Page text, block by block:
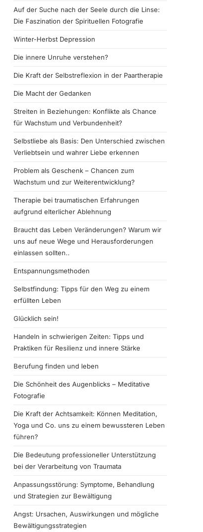
Auf der Suche nach der Seele durch die Linse:
Die Faszination der Spirituellen Fotografie
Winter-Herbst Depression
Die innere Unruhe verstehen?
Die Kraft der Selbstreflexion in der Paartherapie
Die Macht der Gedanken
Streiten in Beziehungen: Konflikte als Chance
für Wachstum und Verbundenheit?
Selbstliebe als Basis: Den Unterschied zwischen
Verliebtsein und wahrer Liebe erkennen
Problem als Geschenk – Chancen zum
Wachstum und zur Weiterentwicklung?
Therapie bei traumatischen Erfahrungen
aufgrund elterlicher Ablehnung
Braucht das Leben Veränderungen? Warum wir
uns auf neue Wege und Herausforderungen
einlassen sollten..
Entspannungsmethoden
Selbstfindung: Tipps für den Weg zu einem
erfüllten Leben
Glücklich sein!
Handeln in schwierigen Zeiten: Tipps und
Praktiken für Resilienz und innere Stärke
Berufung finden und leben
Die Schönheit des Augenblicks – Meditative
Fotografie
Die Kraft der Achtsamkeit: Können Meditation,
Yoga und Co. uns zu einem bewussteren Leben
führen?
Die Bedeutung professioneller Unterstützung
bei der Verarbeitung von Traumata
Anpassungsstörung: Symptome, Behandlung
und Strategien zur Bewältigung
Angst: Ursachen, Auswirkungen und mögliche
Bewältigungsstrategien